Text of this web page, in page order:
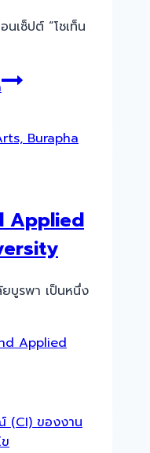
เซ็ปต์ “โชเท็น
Applied
บูรพา เป็นหนึ่ง
Applied